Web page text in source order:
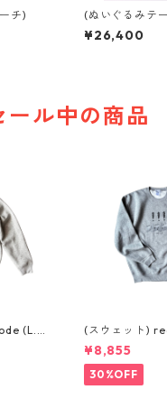
チ)
(ぬいぐるみテ
abyちゃんライト
¥26,400
ール中の商品
(L.G
(スウェット) ready to fight
(GREY)
¥8,855
30%OFF